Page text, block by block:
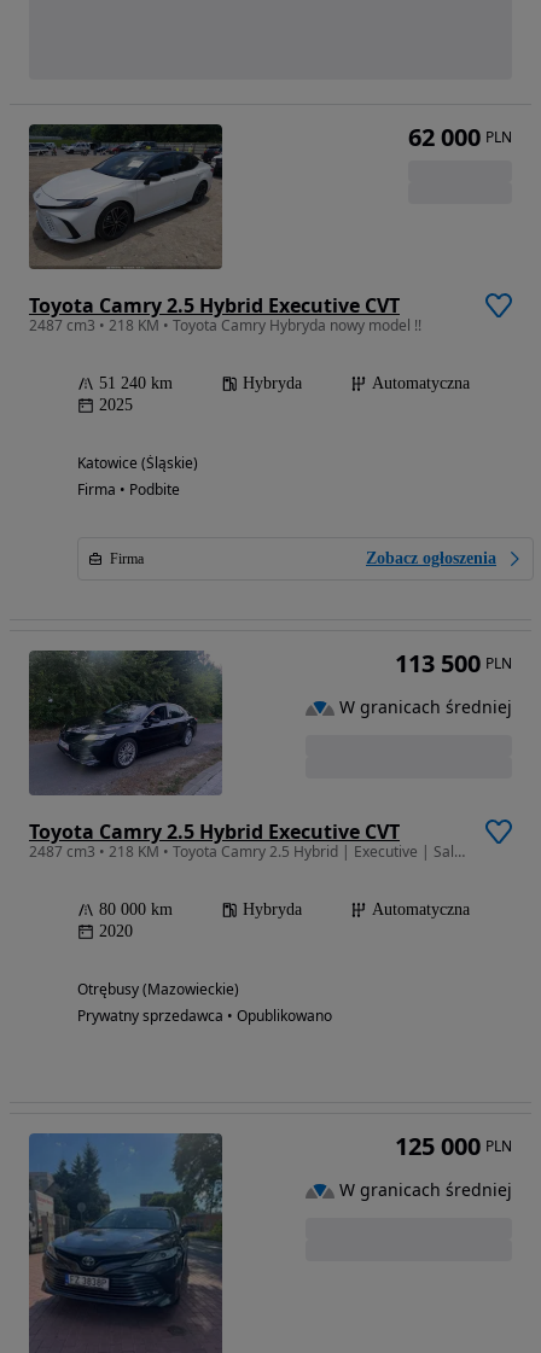
Toyota Camry 2.5 Hybrid Executive CVT
2487 cm3 • 218 KM • Toyota Camry Hybryda nowy model !!
51 240 km Hybryda
Automatyczna
2025
Katowice (Śląskie)
Firma • Podbite
Firma Zobacz ogłoszenia
62 000 PLN
Toyota Camry 2.5 Hybrid Executive CVT
2487 cm3 • 218 KM • Toyota Camry 2.5 Hybrid | Executive | Salon PL | Bezwypadkowy |
80 000 km Hybryda
Automatyczna
2020
Otrębusy (Mazowieckie)
Prywatny sprzedawca • Opublikowano
113 500 PLN
W granicach średniej
125 000 PLN
W granicach średniej